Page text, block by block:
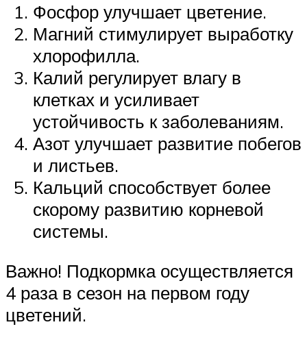
Фосфор улучшает цветение.
Магний стимулирует выработку
хлорофилла.
Калий регулирует влагу в
клетках и усиливает
устойчивость к заболеваниям.
Азот улучшает развитие побегов
и листьев.
Кальций способствует более
скорому развитию корневой
системы.
Важно! Подкормка осуществляется
4 раза в сезон на первом году
цветений.